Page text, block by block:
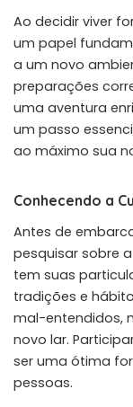
Ao decidir viver
um papel
a um novo
preparações
uma aventura
um passo
ao máximo sua
Conhecendo a
Antes de
pesquisar sobre
tem suas
tradições e
mal-entendidos,
novo lar.
ser uma ótima
pessoas.